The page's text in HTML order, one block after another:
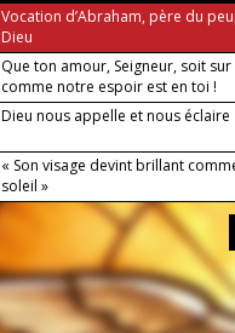
Vocation d’Abraham, père du
Dieu
Que ton amour, Seigneur, soit sur
comme notre espoir est en toi !
Dieu nous appelle et nous éclaire
« Son visage devint brillant
soleil »